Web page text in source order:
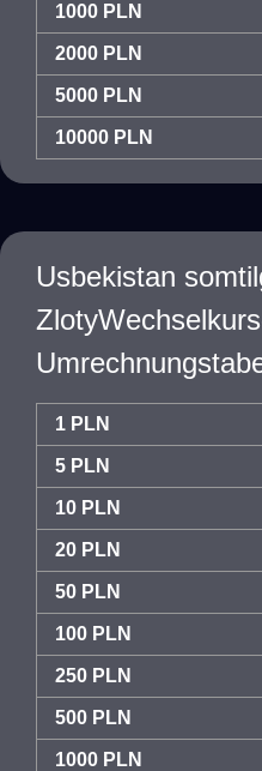
1000 PLN
2000 PLN
5000 PLN
10000 PLN
Usbekistan
1 PLN
5 PLN
10 PLN
20 PLN
50 PLN
100 PLN
250 PLN
500 PLN
1000 PLN